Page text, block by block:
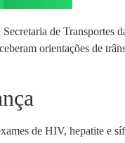
de
orientações de
de HIV, hepatite e